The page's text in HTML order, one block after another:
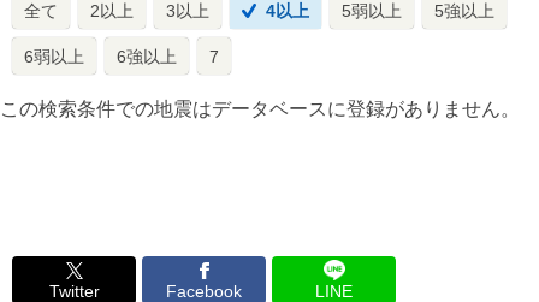
全て 2以上 3以上 4以上 5弱以上 5強以上
6弱以上 6強以上 7
この検索条件での地震はデータベースに登録がありません。
Twitter Facebook LINE